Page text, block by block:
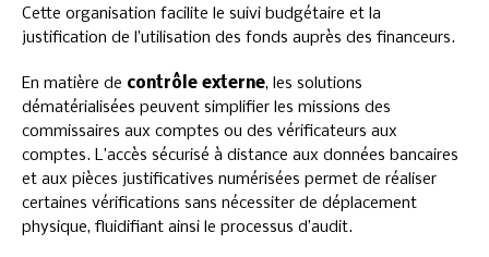
Cette organisation facilite le suivi budgétaire et la
justification de l’utilisation des fonds auprès des financeurs.
En matière de contrôle externe, les solutions
dématérialisées peuvent simplifier les missions des
commissaires aux comptes ou des vérificateurs aux
comptes. L’accès sécurisé à distance aux données bancaires
et aux pièces justificatives numérisées permet de réaliser
certaines vérifications sans nécessiter de déplacement
physique, fluidifiant ainsi le processus d’audit.